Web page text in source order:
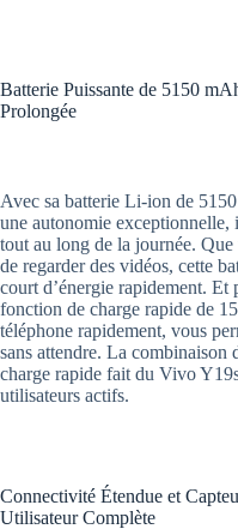
Batterie Puissante de 5150
Prolongée
Avec sa batterie Li-ion de
une autonomie
tout au long de la journée.
de regarder des vidéos, cette
court d’énergie rapidement.
fonction de charge rapide de
téléphone rapidement, vous
sans attendre. La combinaison
charge rapide fait du Vivo
utilisateurs actifs.
Connectivité Étendue et
Utilisateur Complète